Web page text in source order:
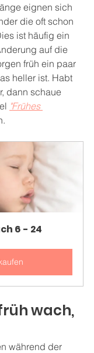
eignen sich
die oft schon
ist häufig ein
auf die
früh ein paar
heller ist. Habt
dann schaue
"Frühes
6 - 24
wach,
während der